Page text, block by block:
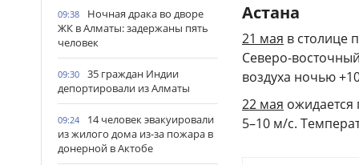
09:38
Ночная драка во дворе
ЖК в Алматы: задержаны пять
человек
09:30
35 граждан Индии
депортировали из Алматы
09:24
14 человек эвакуировали
из жилого дома из-за пожара в
донерной в Актобе
Астана
21 мая в столице
Северо-
воздуха ночью
22 мая ожидается
5–10 м/с.